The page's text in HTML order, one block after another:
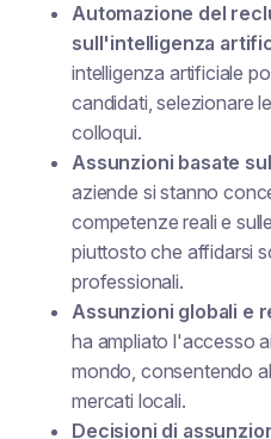
Automazione del
sull'intelligenza
intelligenza artificiale
candidati, selezionare
colloqui.
Assunzioni basate
aziende si stanno
competenze reali e
piuttosto che affidarsi
professionali.
Assunzioni globali e
ha ampliato l'accesso
mondo, consentendo
mercati locali.
Decisioni di